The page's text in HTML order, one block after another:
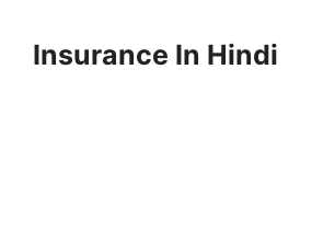
contentInsurance In Hindi